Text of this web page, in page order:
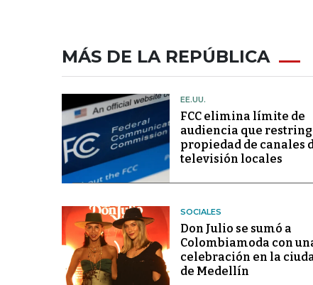
MÁS DE LA REPÚBLICA
EE.UU.
FCC elimina límite de
audiencia que
propiedad de canales
televisión locales
SOCIALES
Don Julio se sumó a
Colombiamoda con
celebración en la
de Medellín